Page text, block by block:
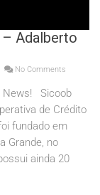
Adalberto
No Comments
News! Sicoob
de Crédito
fundado em
Grande, no
ainda 20